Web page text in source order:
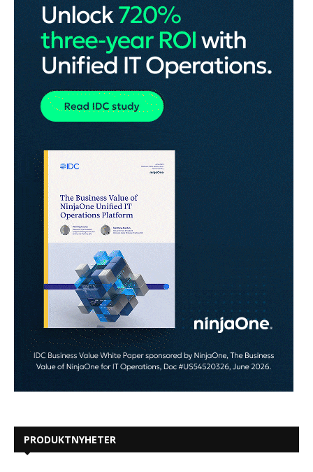
PRODUKTNYHETER